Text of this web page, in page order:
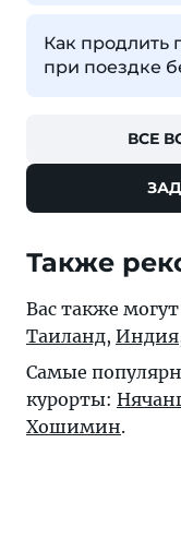
Как продлить
при поездке
ВСЕ
Также
Вас также
Таиланд, Индия
Самые
курорты:
Хошимин.